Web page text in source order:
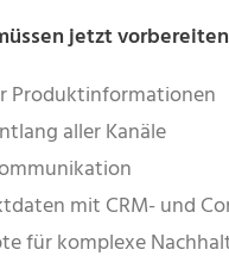
jetzt
Produktinformationen
aller Kanäle
mit CRM- und
für komplexe